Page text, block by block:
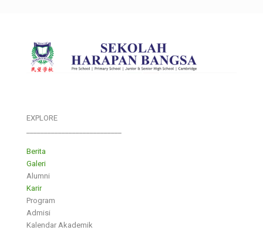
EXPLORE
Berita
Galeri
Alumni
Karir
Program
Admisi
Kalendar Akademik